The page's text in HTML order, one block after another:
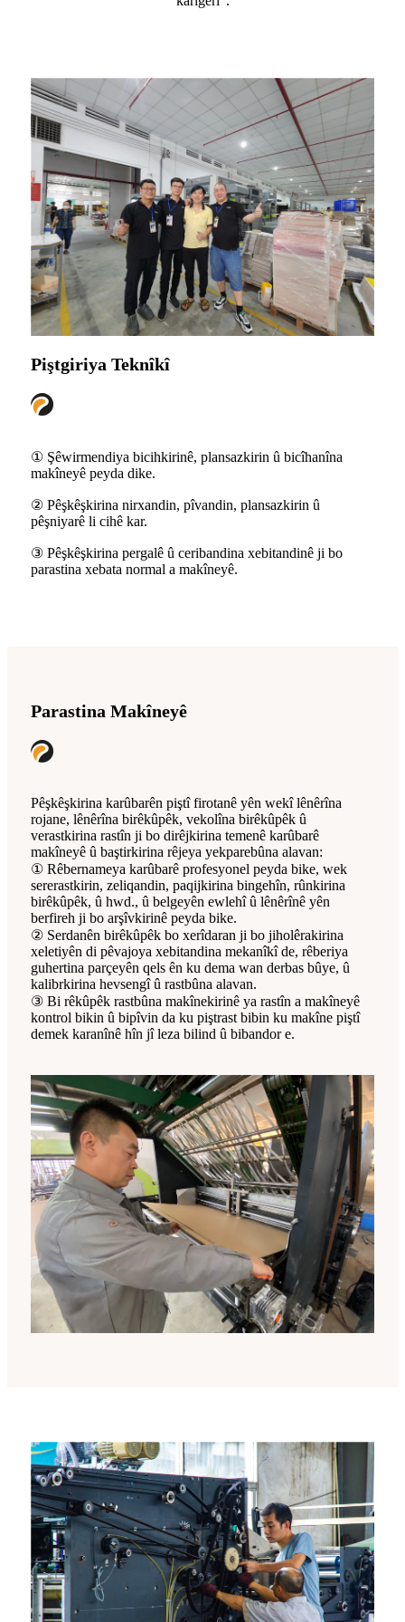
Piştgiriya Teknîkî
① Şêwirmendiya bicihkirinê, plansazkirin û bicîhanîna
makîneyê peyda dike.
② Pêşkêşkirina nirxandin, pîvandin, plansazkirin û
pêşniyarê li cihê kar.
③ Pêşkêşkirina pergalê û ceribandina xebitandinê ji bo
parastina xebata normal a makîneyê.
Parastina Makîneyê
Pêşkêşkirina karûbarên piştî firotanê yên wekî lênêrîna
rojane, lênêrîna birêkûpêk, vekolîna birêkûpêk û
verastkirina rastîn ji bo dirêjkirina temenê karûbarê
makîneyê û baştirkirina rêjeya yekparebûna alavan:
① Rêbernameya karûbarê profesyonel peyda bike, wek
sererastkirin, zeliqandin, paqijkirina bingehîn, rûnkirina
birêkûpêk, û hwd., û belgeyên ewlehî û lênêrînê yên
berfireh ji bo arşîvkirinê peyda bike.
② Serdanên birêkûpêk bo xerîdaran ji bo jiholêrakirina
xeletiyên di pêvajoya xebitandina mekanîkî de, rêberiya
guhertina parçeyên qels ên ku dema wan derbas bûye, û
kalibrkirina hevsengî û rastbûna alavan.
③ Bi rêkûpêk rastbûna makînekirinê ya rastîn a makîneyê
kontrol bikin û bipîvin da ku piştrast bibin ku makîne piştî
demek karanînê hîn jî leza bilind û bibandor e.